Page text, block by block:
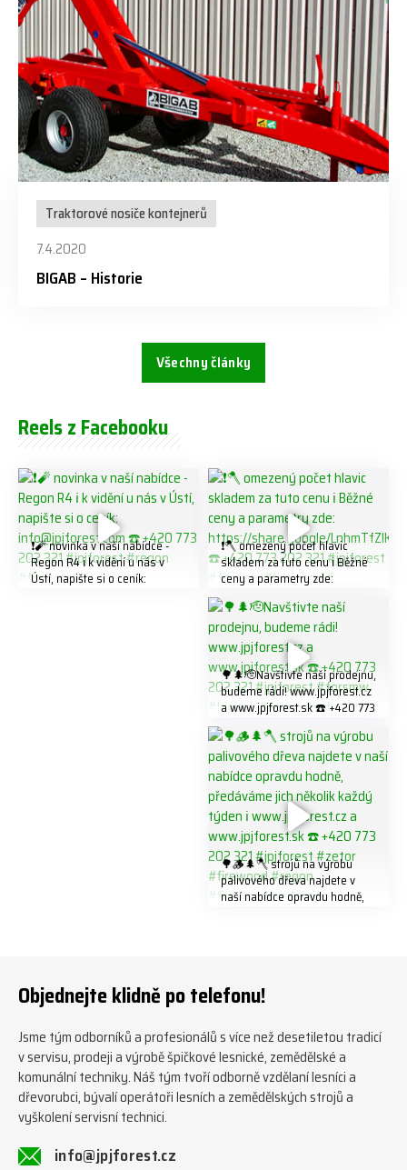
Traktorové nosiče kontejnerů
7.4.2020
BIGAB – Historie
Všechny články
Reels z Facebooku
❗️🧨 novinka v naší nabídce -
Regon R4 ℹ️ k vidění u nás v
Ústí, napište si o ceník:
❗️🪓 omezený počet hlavic
skladem za tuto cenu ℹ️ Běžné
ceny a parametry zde:
K8W5t7i6o ☎️ +420 773 202
321 #jpjforest #forsmw
#firewood #
🌳🌲🫡Navštivte naší prodejnu,
budeme rádi! www.jpjforest.cz
a www.jpjforest.sk ☎️ +420 773
#biojack #regon #vahvajussi
🌳🪵🌲🪓 strojů na výrobu
palivového dřeva najdete v
naší nabídce opravdu hodně,
#firewoodproduction
Objednejte klidně po telefonu!
Jsme tým odborníků a profesionálů s více než desetiletou tradicí
v servisu, prodeji a výrobě špičkové lesnické, zemědělské a
komunální techniky. Náš tým tvoří odborně vzdělaní lesníci a
dřevorubci, bývalí operátoři lesních a zemědělských strojů a
vyškolení servisní technici.
info@jpjforest.cz